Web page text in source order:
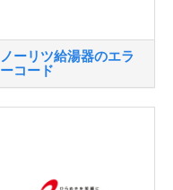
ノーリツ給湯器のエラ
ーコード